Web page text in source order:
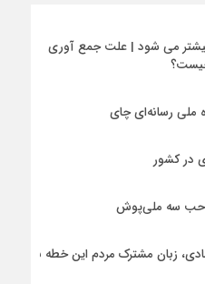
بیشتر می شود | علت جمع آوری
ملی رسانه‌ای چای
در کشور
سه ملی‌پوش
زبان مشترک مردم این خطه با